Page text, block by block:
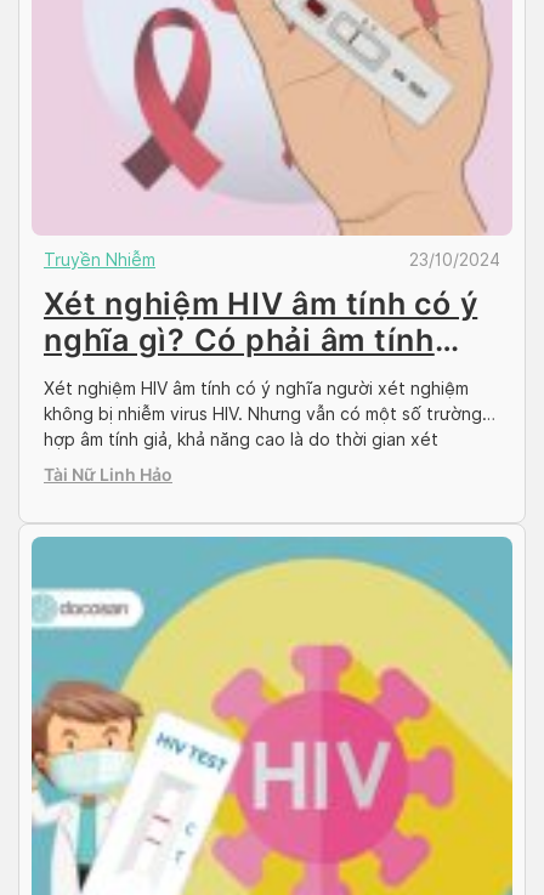
Truyền Nhiễm 23/10/2024
Xét nghiệm HIV âm tính có ý
nghĩa gì? Có phải âm tính
giả?
Xét nghiệm HIV âm tính có ý nghĩa người xét nghiệm
không bị nhiễm virus HIV. Nhưng vẫn có một số trường
hợp âm tính giả, khả năng cao là do thời gian xét
nghiệm chưa thích hợp hoặc quy trình thực hiện không
Tài Nữ Linh Hảo